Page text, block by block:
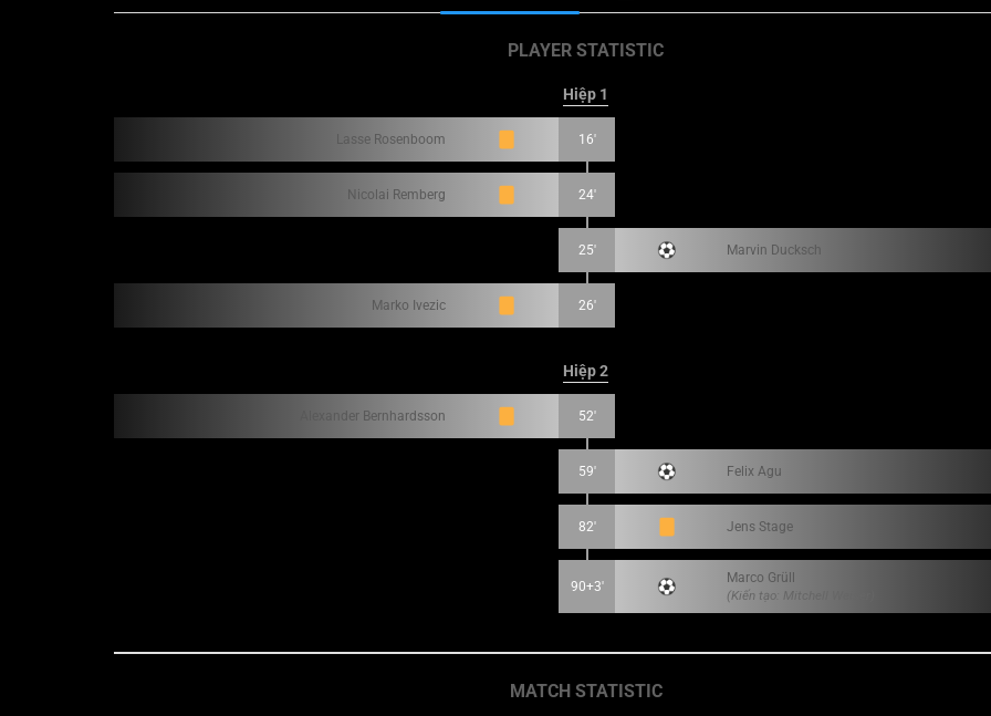
PLAYER STATISTIC
Hiệp 1
Lasse Rosenboom 16'
Nicolai Remberg 24'
25' Marvin Ducksch
Marko Ivezic 26'
Hiệp 2
Alexander Bernhardsson 52'
59' Felix Agu
82' Jens Stage
90+3'
Marco Grüll
(Kiến tạo: Mitchell Weiser)
MATCH STATISTIC